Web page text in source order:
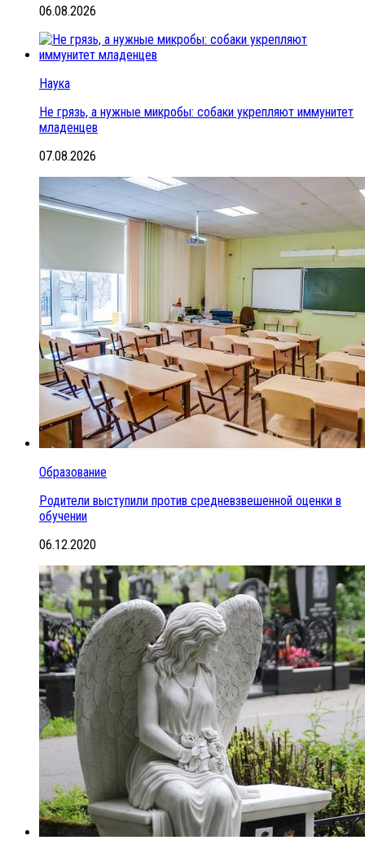
06.08.2026
Наука
Не грязь, а нужные микробы: собаки укрепляют иммунитет
младенцев
07.08.2026
Образование
Родители выступили против средневзвешенной оценки в
обучении
06.12.2020